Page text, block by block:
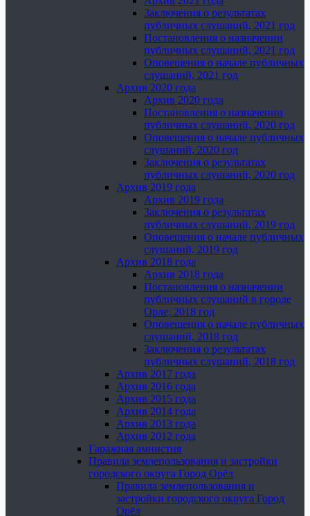
Заключения о результатах
публичных слушаний, 2021 год
Постановления о назначении
публичных слушаний, 2021 год
Оповещения о начале публичных
слушаний, 2021 год
Архив 2020 года
Архив 2020 года
Постановления о назначении
публичных слушаний, 2020 год
Оповещения о начале публичных
слушаний, 2020 год
Заключения о результатах
публичных слушаний, 2020 год
Архив 2019 года
Архив 2019 года
Заключения о результатах
публичных слушаний, 2019 год
Оповещения о начале публичных
слушаний, 2019 год
Архив 2018 года
Архив 2018 года
Постановления о назначении
публичных слушаний в городе
Орле, 2018 год
Оповещения о начале публичных
слушаний, 2018 год
Заключения о результатах
публичных слушаний, 2018 год
Архив 2017 года
Архив 2016 года
Архив 2015 года
Архив 2014 года
Архив 2013 года
Архив 2012 года
Гаражная амнистия
Правила землепользования и застройки
городского округа Город Орёл
Правила землепользования и
застройки городского округа Город
Орёл